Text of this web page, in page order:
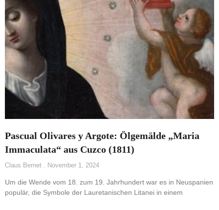
Pascual Olivares y Argote: Ölgemälde „Maria
Immaculata“ aus Cuzco (1811)
Claus Bernet November 1, 2024
Um die Wende vom 18. zum 19. Jahrhundert war es in Neuspanien
populär, die Symbole der Lauretanischen Litanei in einem